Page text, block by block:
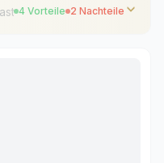
4 Vorteile 2 Nachteile